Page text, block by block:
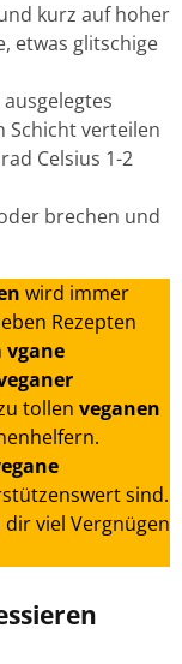
kurz auf hoher
etwas glitschige
Schicht verteilen
Celsius 1-2
brechen und
wird immer
Rezepten
vgane
tollen veganen
sind.
viel Vergnügen